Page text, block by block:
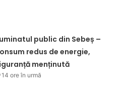
public din Sebeș –
redus de energie,
menținută
14 ore în urmă